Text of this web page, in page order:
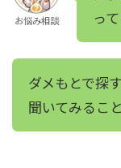
お悩み相談
っ
ダメもとで探
聞いてみるこ